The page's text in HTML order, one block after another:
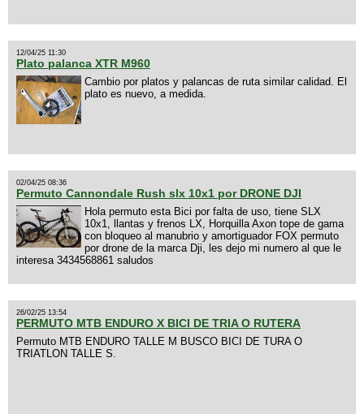
12/04/25 11:30
Plato palanca XTR M960
Cambio por platos y palancas de ruta similar calidad. El
plato es nuevo, a medida.
02/04/25 08:36
Permuto Cannondale Rush slx 10x1 por DRONE DJI
Hola permuto esta Bici por falta de uso, tiene SLX
10x1, llantas y frenos LX, Horquilla Axon tope de gama
con bloqueo al manubrio y amortiguador FOX permuto
por drone de la marca Dji, les dejo mi numero al que le
interesa 3434568861 saludos
26/02/25 13:54
PERMUTO MTB ENDURO X BICI DE TRIA O RUTERA
Permuto MTB ENDURO TALLE M BUSCO BICI DE TURA O
TRIATLON TALLE S.